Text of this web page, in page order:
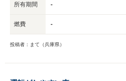
所有期間 -
燃費 -
投稿者：まて（兵庫県）